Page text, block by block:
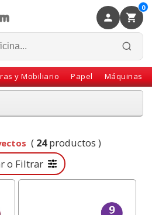
0
y Mobiliario Papel Máquinas
( 24productos )
o Filtrar